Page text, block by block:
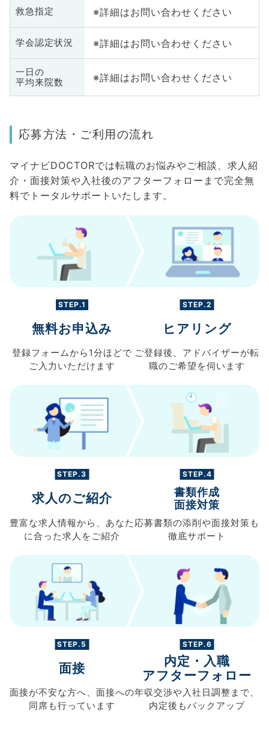
救急指定 ※詳細はお問い合わせください
学会認定状況 ※詳細はお問い合わせください
一日の
平均来院数
※詳細はお問い合わせください
応募方法・ご利用の流れ
マイナビDOCTORでは転職のお悩みやご相談、求人紹
介・面接対策や入社後のアフターフォローまで完全無
料でトータルサポートいたします。
STEP.1
無料お申込み
登録フォームから 1分ほどで
ご入力 いただけます
STEP.2
ヒアリング
ご登録後、 アドバイザーが転
職のご希望を伺います
STEP.3
求人のご紹介
豊富な求人情報から、 あなた
に合った求人を ご紹介
STEP.4
書類作成
面接対策
応募書類の添削や面接対策も
徹底サポート
STEP.5
面接
面接が不安な方へ、 面接への
同席も行っています
STEP.6
内定・入職
アフターフォロー
年収交渉や入社日調整まで、
内定後もバックアップ